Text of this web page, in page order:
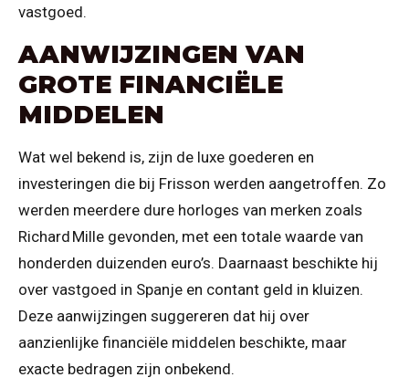
vastgoed.
AANWIJZINGEN VAN
GROTE FINANCIËLE
MIDDELEN
Wat wel bekend is, zijn de luxe goederen en
investeringen die bij Frisson werden aangetroffen. Zo
werden meerdere dure horloges van merken zoals
Richard Mille gevonden, met een totale waarde van
honderden duizenden euro’s. Daarnaast beschikte hij
over vastgoed in Spanje en contant geld in kluizen.
Deze aanwijzingen suggereren dat hij over
aanzienlijke financiële middelen beschikte, maar
exacte bedragen zijn onbekend.